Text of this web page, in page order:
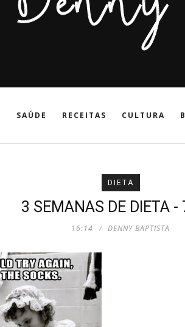
SAÚDE RECEITAS CULTURA
DIETA
3 SEMANAS DE DIETA -
16:14 DENNY BAPTISTA